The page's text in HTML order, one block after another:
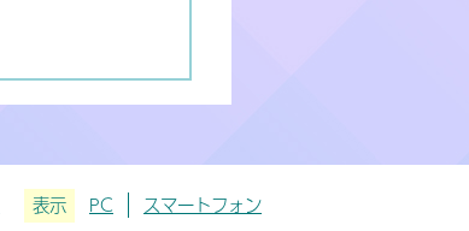
表示 PC スマートフォン